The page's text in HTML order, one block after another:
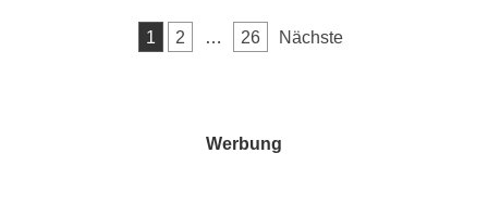
Seitennummerierung
1 2 … 26 Nächste
Werbung